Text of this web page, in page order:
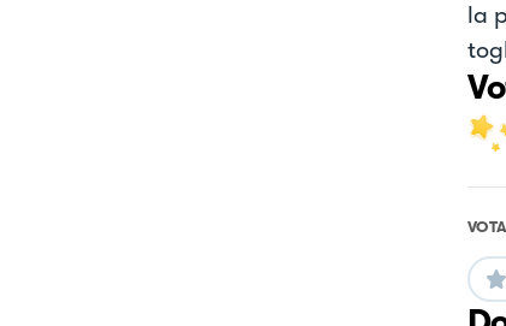
la